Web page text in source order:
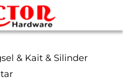
& Kait & Silinder